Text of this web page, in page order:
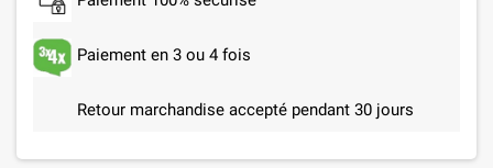
Paiement en 3 ou 4 fois
Retour marchandise accepté pendant 30 jours